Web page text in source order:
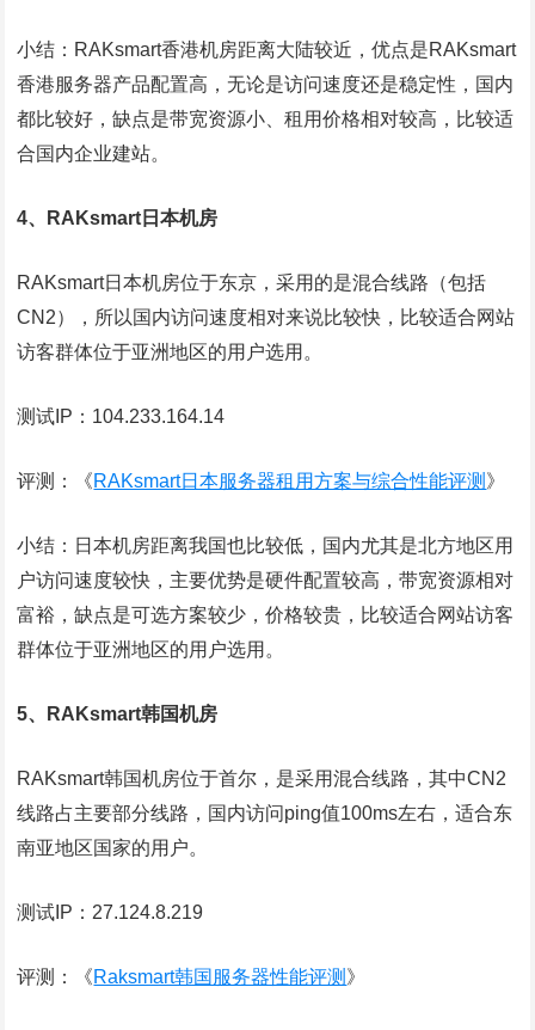
小结：RAKsmart香港机房距离大陆较近，优点是RAKsmart
香港服务器产品配置高，无论是访问速度还是稳定性，国内
都比较好，缺点是带宽资源小、租用价格相对较高，比较适
合国内企业建站。
4、RAKsmart日本机房
RAKsmart日本机房位于东京，采用的是混合线路（包括
CN2），所以国内访问速度相对来说比较快，比较适合网站
访客群体位于亚洲地区的用户选用。
测试IP：104.233.164.14
评测：《RAKsmart日本服务器租用方案与综合性能评测 》
小结：日本机房距离我国也比较低，国内尤其是北方地区用
户访问速度较快，主要优势是硬件配置较高，带宽资源相对
富裕，缺点是可选方案较少，价格较贵，比较适合网站访客
群体位于亚洲地区的用户选用。
5、RAKsmart韩国机房
RAKsmart韩国机房位于首尔，是采用混合线路，其中CN2
线路占主要部分线路，国内访问ping值100ms左右，适合东
南亚地区国家的用户。
测试IP：27.124.8.219
评测：《Raksmart韩国服务器性能评测 》